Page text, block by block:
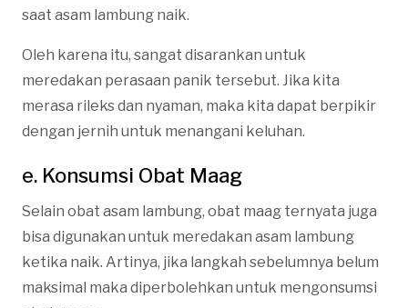
saat asam lambung naik.
Oleh karena itu, sangat disarankan untuk
meredakan perasaan panik tersebut. Jika kita
merasa rileks dan nyaman, maka kita dapat berpikir
dengan jernih untuk menangani keluhan.
e. Konsumsi Obat Maag
Selain obat asam lambung, obat maag ternyata juga
bisa digunakan untuk meredakan asam lambung
ketika naik. Artinya, jika langkah sebelumnya belum
maksimal maka diperbolehkan untuk mengonsumsi